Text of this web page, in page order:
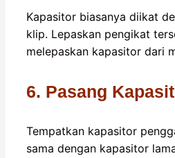
Kapasitor biasanya diikat
klip. Lepaskan pengikat
melepaskan kapasitor dari
6. Pasang
Tempatkan kapasitor
sama dengan kapasitor